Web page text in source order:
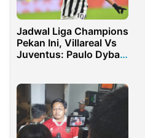
Jadwal Liga Champions
Pekan Ini, Villareal Vs
Juventus: Paulo Dybala